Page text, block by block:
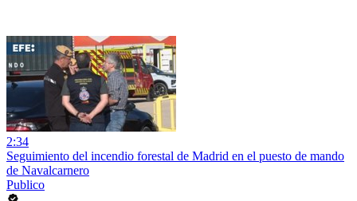
2:34
Seguimiento del incendio forestal de Madrid en el puesto de mando
de Navalcarnero
Publico